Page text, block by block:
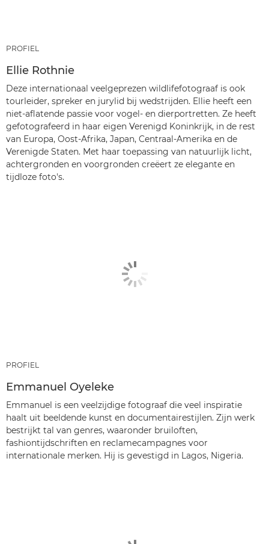
PROFIEL
Ellie Rothnie
Deze internationaal veelgeprezen wildlifefotograaf is ook
tourleider, spreker en jurylid bij wedstrijden. Ellie heeft een
niet-aflatende passie voor vogel- en dierportretten. Ze heeft
gefotografeerd in haar eigen Verenigd Koninkrijk, in de rest
van Europa, Oost-Afrika, Japan, Centraal-Amerika en de
Verenigde Staten. Met haar toepassing van natuurlijk licht,
achtergronden en voorgronden creëert ze elegante en
tijdloze foto's.
PROFIEL
Emmanuel Oyeleke
Emmanuel is een veelzijdige fotograaf die veel inspiratie
haalt uit beeldende kunst en documentairestijlen. Zijn werk
bestrijkt tal van genres, waaronder bruiloften,
fashiontijdschriften en reclamecampagnes voor
internationale merken. Hij is gevestigd in Lagos, Nigeria.